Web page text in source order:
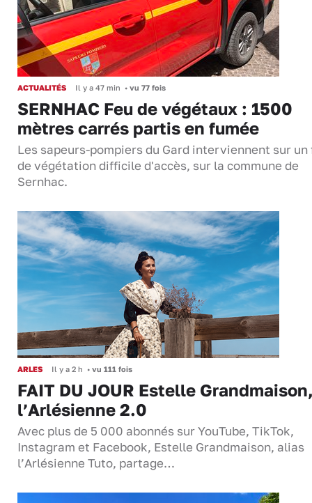
ACTUALITÉS Il y a 47 min • vu 77 fois
SERNHAC Feu de végétaux : 1500
mètres carrés partis en fumée
Les sapeurs-pompiers du Gard interviennent sur un
de végétation difficile d'accès, sur la commune de
Sernhac.
ARLES Il y a 2 h • vu 111 fois
FAIT DU JOUR Estelle
l’Arlésienne 2.0
Avec plus de 5 000 abonnés sur YouTube, TikTok,
Instagram et Facebook, Estelle Grandmaison, alias
l’Arlésienne Tuto, partage…